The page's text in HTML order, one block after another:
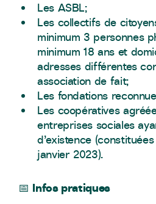
Les ASBL;
Les collectifs de
minimum 3 personnes
minimum 18 ans et
adresses différentes
association de fait;
Les fondations
Les coopératives
entreprises sociales
d’existence
janvier 2023).
📅 Infos pratiques